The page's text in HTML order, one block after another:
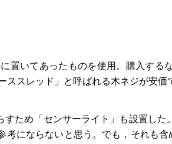
いてあったものを使用。購入する
ススレッド」と呼ばれる木ネジが安
ため「センサーライト」も設置した
にならないと思う。でも，それも含